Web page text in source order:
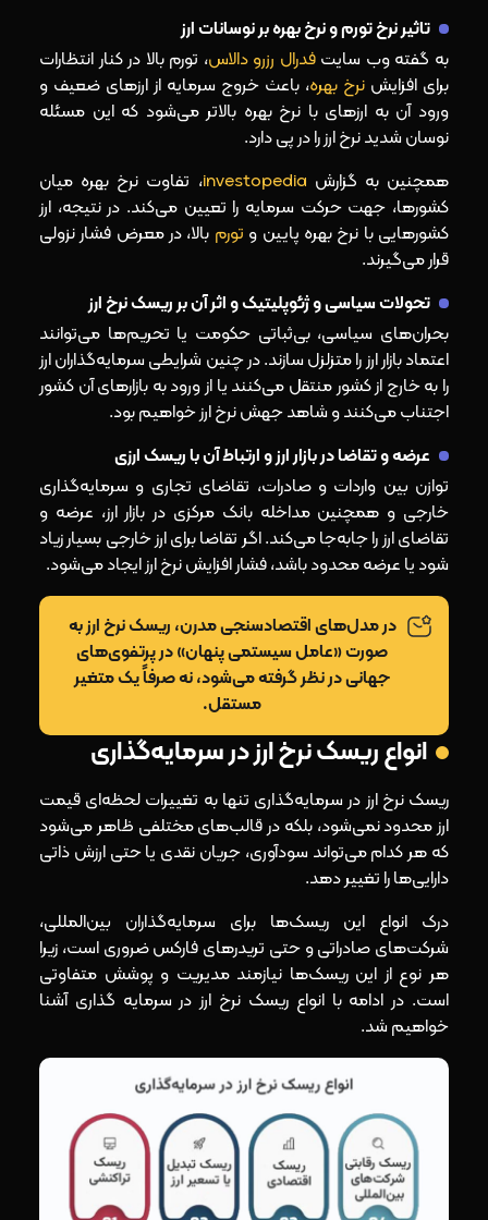
تاثیر نرخ تورم و نرخ بهره بر نوسانات ارز
به‌ گفته وب‌ سایت فدرال رزرو دالاس، تورم بالا در کنار انتظارات
برای افزایش نرخ بهره، باعث خروج سرمایه از ارزهای ضعیف و
ورود آن به ارزهای با نرخ بهره بالاتر می‌شود که این مسئله
نوسان شدید نرخ ارز را در پی دارد.
همچنین به‌ گزارش investopedia، تفاوت نرخ بهره میان
کشورها، جهت حرکت سرمایه را تعیین می‌کند. در نتیجه، ارز
کشورهایی با نرخ بهره پایین و تورم بالا، در معرض فشار نزولی
قرار می‌گیرند.
تحولات سیاسی و ژئوپلیتیک و اثر آن بر ریسک نرخ ارز
بحران‌های سیاسی، بی‌ثباتی حکومت یا تحریم‌ها می‌توانند
اعتماد بازار ارز را متزلزل سازند. در چنین شرایطی سرمایه‌گذاران ارز
را به خارج از کشور منتقل می‌کنند یا از ورود به بازارهای آن کشور
اجتناب می‌کنند و شاهد جهش نرخ ارز خواهیم بود.
عرضه و تقاضا در بازار ارز و ارتباط آن با ریسک ارزی
توازن بین واردات و صادرات، تقاضای تجاری و سرمایه‌گذاری
خارجی و همچنین مداخله بانک مرکزی در بازار ارز، عرضه و
تقاضای ارز را جابه‌جا می‌کند. اگر تقاضا برای ارز خارجی بسیار زیاد
شود یا عرضه محدود باشد، فشار افزایش نرخ ارز ایجاد می‌شود.
در مدل‌های اقتصادسنجی مدرن، ریسک نرخ ارز به‌
صورت «عامل سیستمی پنهان» در پرتفوی‌های
جهانی در نظر گرفته می‌شود، نه صرفاً یک متغیر
مستقل.
انواع ریسک نرخ ارز در سرمایه‌گذاری
ریسک نرخ ارز در سرمایه‌گذاری تنها به تغییرات لحظه‌ای قیمت
ارز محدود نمی‌شود، بلکه در قالب‌های مختلفی ظاهر می‌شود
که هر کدام می‌تواند سودآوری، جریان نقدی یا حتی ارزش ذاتی
دارایی‌ها را تغییر دهد.
درک انواع این ریسک‌ها برای سرمایه‌گذاران بین‌المللی،
شرکت‌های صادراتی و حتی تریدرهای فارکس ضروری است، زیرا
هر نوع از این ریسک‌ها نیازمند مدیریت و پوشش متفاوتی
است. در ادامه با انواع ریسک نرخ ارز در سرمایه گذاری آشنا
خواهیم شد.